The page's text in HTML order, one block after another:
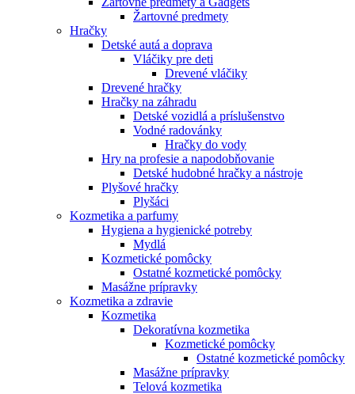
Žartovné predmety
Hračky
Detské autá a doprava
Vláčiky pre deti
Drevené vláčiky
Drevené hračky
Hračky na záhradu
Detské vozidlá a príslušenstvo
Vodné radovánky
Hračky do vody
Hry na profesie a napodobňovanie
Detské hudobné hračky a nástroje
Plyšové hračky
Plyšáci
Kozmetika a parfumy
Hygiena a hygienické potreby
Mydlá
Kozmetické pomôcky
Ostatné kozmetické pomôcky
Masážne prípravky
Kozmetika a zdravie
Kozmetika
Dekoratívna kozmetika
Kozmetické pomôcky
Ostatné kozmetické pomôcky
Masážne prípravky
Telová kozmetika